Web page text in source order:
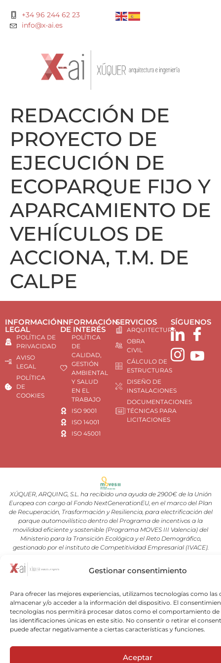
Gestionar consentimiento
Para ofrecer las mejores experiencias, utilizamos tecnologías como las
almacenar y/o acceder a la información del dispositivo. El
tecnologías nos permitirá procesar datos como el comportamiento de
las identificaciones únicas en este sitio. No consentir o retirar el
puede afectar negativamente a ciertas características y funciones.
Aceptar
+34 96 244 62 23
info@x-ai.es
REDACCIÓN DE
PROYECTO DE
EJECUCIÓN DE
ECOPARQUE FIJO Y
APARCAMIENTO DE
VEHÍCULOS DE
ACCIONA, T.M. DE
CALPE
INFORMACIÓN
LEGAL
POLÍTICA DE
PRIVACIDAD
AVISO
LEGAL
POLÍTICA
DE
COOKIES
INFORMACIÓN
DE INTERÉS
POLÍTICA
DE
CALIDAD,
GESTIÓN
AMBIENTAL
Y SALUD
EN EL
TRABAJO
ISO 9001
ISO 14001
ISO 45001
SERVICIOS
ARQUITECTURA
OBRA
CIVIL
CÁLCULO DE
ESTRUCTURAS
DISEÑO DE
INSTALACIONES
DOCUMENTACIONES
TÉCNICAS PARA
LICITACIONES
SÍGUENOS
XÚQUER, ARQUING, S.L. ha recibido una ayuda de 2900€ de la Unión
Europea con cargo al Fondo NextGenerationEU, en el marco del Plan
de Recuperación, Trasformación y Resiliencia, para electrificación del
parque automovilístico dentro del Programa de incentivos a la
movilidad eficiente y sostenible (Programa MOVES III Valencia) del
Ministerio para la Transición Ecológica y el Reto Demográfico,
gestionado por el instituto de Competitividad Empresarial (IVACE).
Copyright © 2026 Xuquer-Arqing |Todos los derechos reservados a